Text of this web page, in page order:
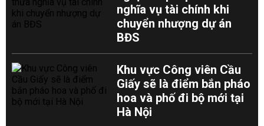
nghĩa vụ tài chính khi
chuyển nhượng dự án
BĐS
Khu vực Công viên Cầu
Giấy sẽ là điểm bắn pháo
hoa và phố đi bộ mới tại
Hà Nội